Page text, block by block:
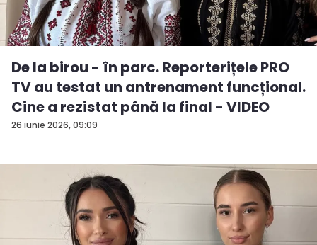
26 iunie 2026, 09:09
De la birou - în parc. Reporterițele PRO
TV au testat un antrenament funcțional.
Cine a rezistat până la final - VIDEO